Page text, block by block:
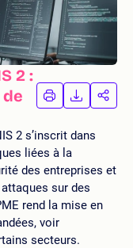
2 :
IMPRIMER
LA
LA
2 s’inscrit dans
liées à la
des entreprises et
sur des
rend la mise en
voir
secteurs.